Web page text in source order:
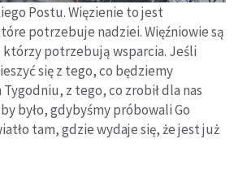
Postu. Więzienie to jest
potrzebuje nadziei. Więźniowie są
potrzebują wsparcia. Jeśli
się z tego, co będziemy
z tego, co zrobił dla nas
było, gdybyśmy próbowali Go
tam, gdzie wydaje się, że jest już